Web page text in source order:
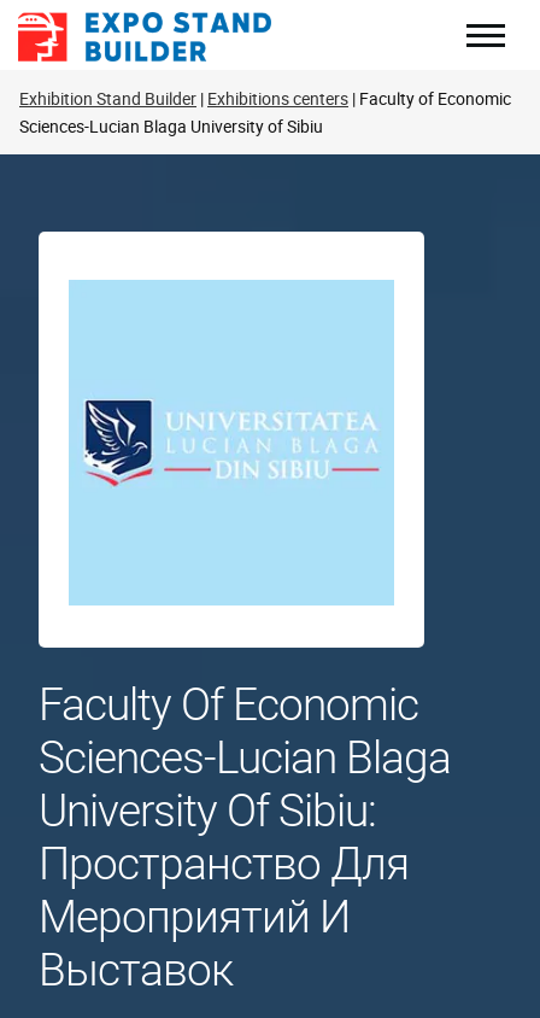
Перейти
Exhibition Stand Builder Exhibitions centers Faculty of Economic
Sciences-Lucian Blaga University of Sibiu
Faculty Of Economic
Sciences-Lucian Blaga
University Of Sibiu:
Пространство Для
Мероприятий И
Выставок